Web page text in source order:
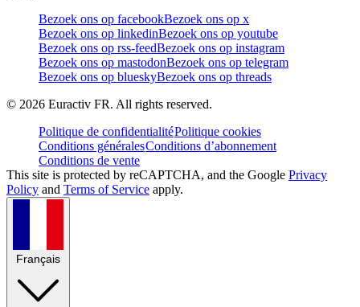
Bezoek ons op facebookBezoek ons op x
Bezoek ons op linkedinBezoek ons op youtube
Bezoek ons op rss-feedBezoek ons op instagram
Bezoek ons op mastodonBezoek ons op telegram
Bezoek ons op blueskyBezoek ons op threads
© 2026 Euractiv FR. All rights reserved.
Politique de confidentialitéPolitique cookies
Conditions généralesConditions d’abonnement
Conditions de vente
This site is protected by reCAPTCHA, and the Google Privacy
Policy and Terms of Service apply.
Français